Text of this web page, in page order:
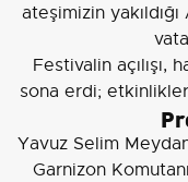
ateşimizin
Festivalin açılışı,
sona erdi;
Yavuz Selim
Garnizon